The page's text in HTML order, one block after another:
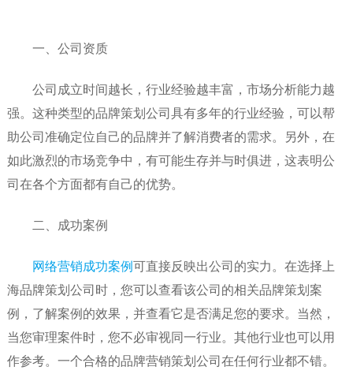
一、公司资质
公司成立时间越长，行业经验越丰富，市场分析能力越
强。这种类型的品牌策划公司具有多年的行业经验，可以帮
助公司准确定位自己的品牌并了解消费者的需求。另外，在
如此激烈的市场竞争中，有可能生存并与时俱进，这表明公
司在各个方面都有自己的优势。
二、成功案例
网络营销成功案例可直接反映出公司的实力。在选择上
海品牌策划公司时，您可以查看该公司的相关品牌策划案
例，了解案例的效果，并查看它是否满足您的要求。当然，
当您审理案件时，您不必审视同一行业。其他行业也可以用
作参考。一个合格的品牌营销策划公司在任何行业都不错。